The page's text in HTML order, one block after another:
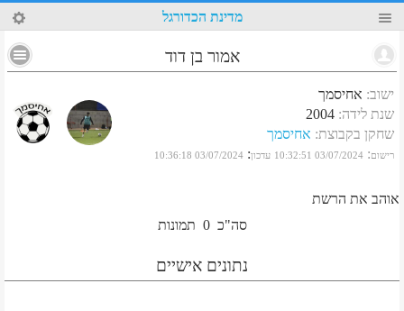
0 מדינת הכדורגל
אמור בן דוד
ישוב: אחיסמך
שנת לידה:
2004
שחקן בקבוצת: אחיסמך
רישום:
03/07/2024 10:32:51 עדכון:
03/07/2024 10:36:18
אוהב את הרשת
סה"כ 0 תמונות
נתונים אישיים